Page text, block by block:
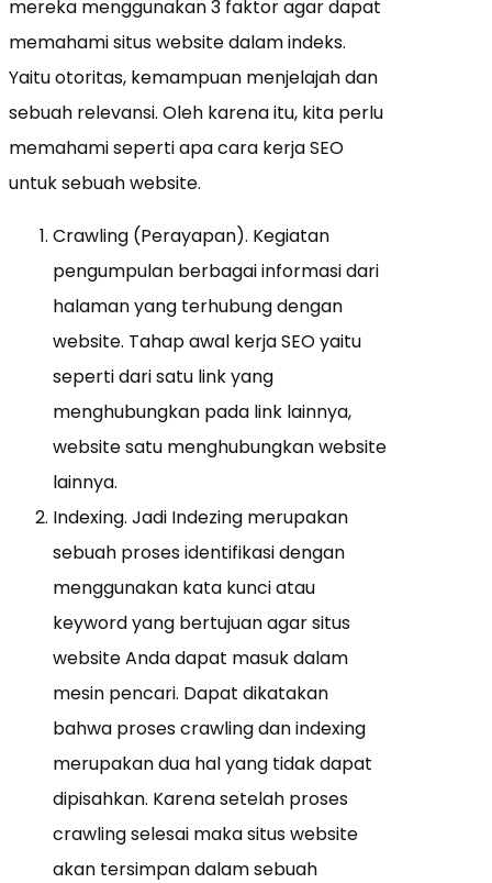
mereka menggunakan 3 faktor agar dapat
memahami situs website dalam indeks.
Yaitu otoritas, kemampuan menjelajah dan
sebuah relevansi. Oleh karena itu, kita perlu
memahami seperti apa cara kerja SEO
untuk sebuah website.
Crawling (Perayapan). Kegiatan
pengumpulan berbagai informasi dari
halaman yang terhubung dengan
website. Tahap awal kerja SEO yaitu
seperti dari satu link yang
menghubungkan pada link lainnya,
website satu menghubungkan website
lainnya.
Indexing. Jadi Indezing merupakan
sebuah proses identifikasi dengan
menggunakan kata kunci atau
keyword yang bertujuan agar situs
website Anda dapat masuk dalam
mesin pencari. Dapat dikatakan
bahwa proses crawling dan indexing
merupakan dua hal yang tidak dapat
dipisahkan. Karena setelah proses
crawling selesai maka situs website
akan tersimpan dalam sebuah